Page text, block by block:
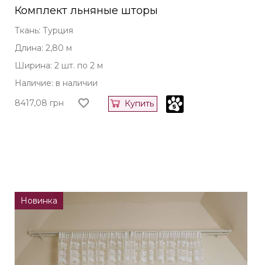
Комплект льняные шторы
Ткань: Турция
Длина: 2,80 м
Ширина: 2 шт. по 2 м
Наличие: в наличии
8417,08 грн Купить
Новинка